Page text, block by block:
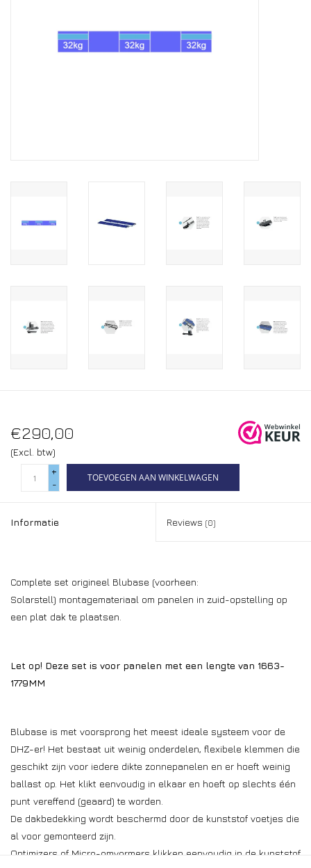
€290,00
(Excl. btw)
+
-
TOEVOEGEN AAN WINKELWAGEN
Informatie Reviews (0)
Complete set origineel Blubase (voorheen:
Solarstell) montagemateriaal om panelen in zuid-opstelling op
een plat dak te plaatsen.
Let op! Deze set is voor panelen met een lengte van 1663-
1779MM
Blubase is met voorsprong het meest ideale systeem voor de
DHZ-er! Het bestaat uit weinig onderdelen, flexibele klemmen die
geschikt zijn voor iedere dikte zonnepanelen en er hoeft weinig
ballast op. Het klikt eenvoudig in elkaar en hoeft op slechts één
punt vereffend (geaard) te worden.
De dakbedekking wordt beschermd door de kunststof voetjes die
al voor gemonteerd zijn.
Optimizers of Micro-omvormers klikken eenvoudig in de kunststof